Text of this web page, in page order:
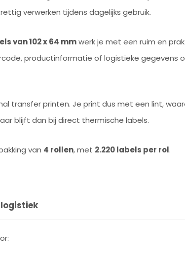
verwerken tijdens dagelijks gebruik.
van 102 x 64 mmwerk je met een ruim en
productinformatie of logistieke gegevens
transfer printen. Je print dus met een lint,
blijft dan bij direct thermische labels.
van 4 rollen, met 2.220 labels per rol.